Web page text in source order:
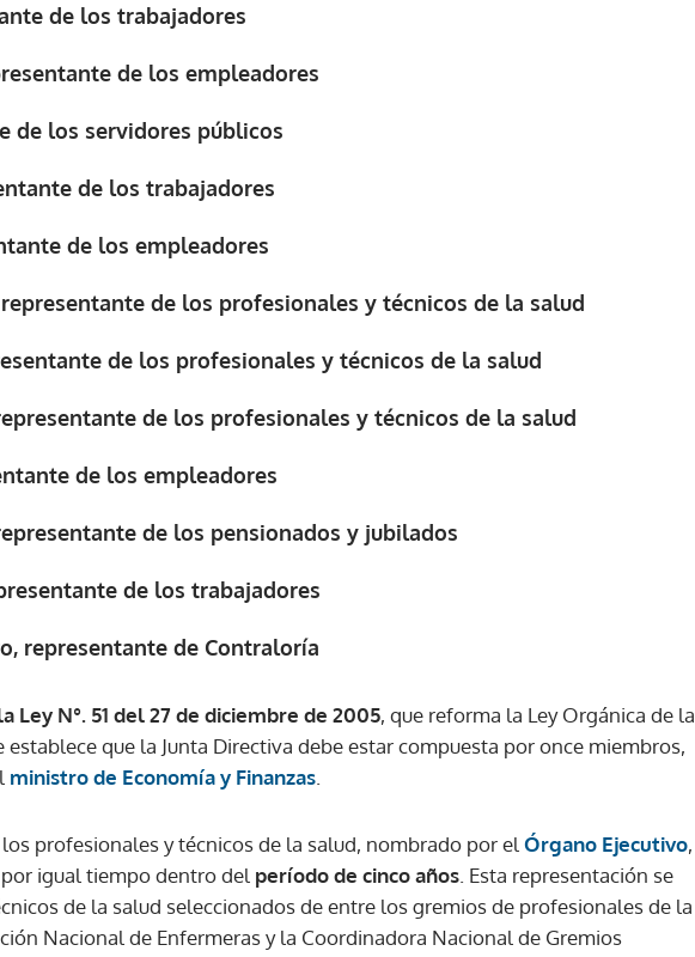
de los trabajadores
de los empleadores
de los servidores públicos
de los trabajadores
de los empleadores
representante de los profesionales y técnicos de la salud
de los profesionales y técnicos de la salud
de los profesionales y técnicos de la salud
de los empleadores
de los pensionados y jubilados
de los trabajadores
representante de Contraloría
Ley N°. 51 del 27 de diciembre de 2005, que reforma la Ley Orgánica de la
establece que la Junta Directiva debe estar compuesta por once miembros,
ministro de Economía y Finanzas
profesionales y técnicos de la salud, nombrado por el Órgano Ejecutivo,
igual tiempo dentro del período de cinco años . Esta representación se
de la salud seleccionados de entre los gremios de profesionales de la
Nacional de Enfermeras y la Coordinadora Nacional de Gremios